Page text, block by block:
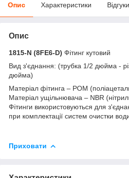
Опис Характеристики
Опис
1815-N (8FE6-D) Фітинг кутовий
Вид з'єднання: (трубка 1/2 дюйма -
дюйма)
Матеріал фітинга – POM
Матеріал ущільнювача – NBR
Фітинги використовуються для
при комплектації систем очистки
Приховати